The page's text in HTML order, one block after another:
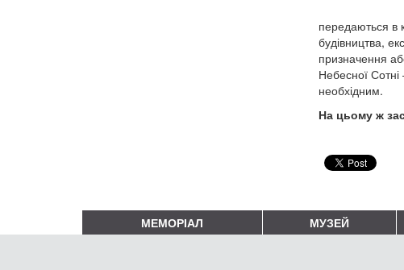
передаються в
будівництва,
призначення
Небесної
необхідним.
На цьому ж
МЕМОРІАЛ МУЗЕЙ